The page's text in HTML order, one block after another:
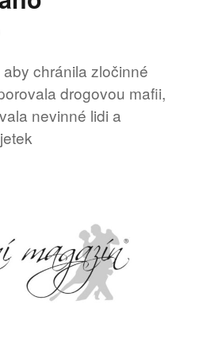
chránila zločinné
drogovou mafii,
nevinné lidi a